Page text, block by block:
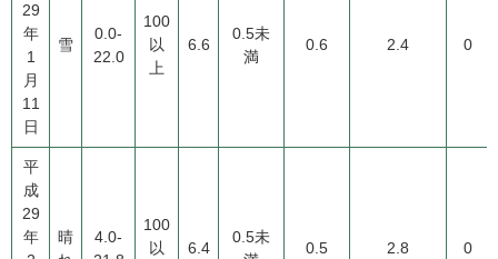
29
年
1
月
11
日
雪
0.0-
22.0
100
以
上
6.6
0.5未
満
0.6 2.4 0
平
成
29
年
晴
4.0-
100
以
6.4
0.5未
0.5 2.8 0